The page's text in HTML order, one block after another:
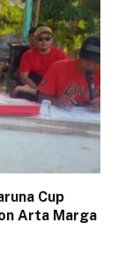
Cup
Arta Marga